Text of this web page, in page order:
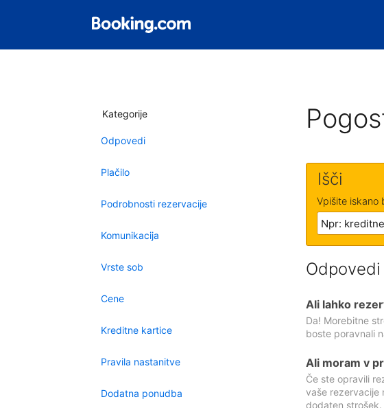
Kategorije
Odpovedi
Plačilo
Podrobnosti rezervacije
Komunikacija
Vrste sob
Cene
Kreditne kartice
Pravila nastanitve
Dodatna ponudba
Išči
Vpišite iskano
Odpovedi
Ali lahko
Da! Morebitne
boste poravnali
Ali moram v
Če ste opravili
vaše rezervacije
dodaten